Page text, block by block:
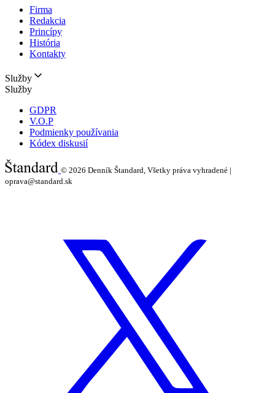
Firma
Redakcia
Princípy
História
Kontakty
Služby
Služby
GDPR
V.O.P
Podmienky používania
Kódex diskusií
© 2026 Denník Štandard, Všetky práva vyhradené |
oprava@standard.sk